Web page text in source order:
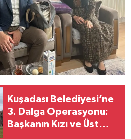
Kuşadası Belediyesi’ne
3. Dalga Operasyonu:
Başkanın Kızı ve Üst